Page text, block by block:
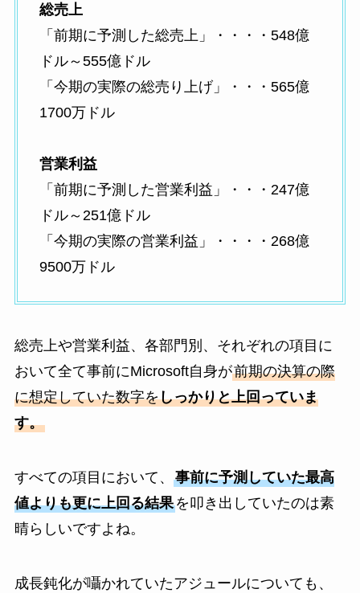
総売上
「前期に予測した総売上」・・・・548億
ドル～555億ドル
「今期の実際の総売り上げ」・・・565億
1700万ドル
営業利益
「前期に予測した営業利益」・・・247億
ドル～251億ドル
「今期の実際の営業利益」・・・・268億
9500万ドル
総売上や営業利益、各部門別、それぞれの項目に
おいて全て事前にMicrosoft自身が前期の決算の際
に想定していた数字をしっかりと上回っていま
す。
すべての項目において、 事前に予測していた最高
値よりも更に上回る結果を叩き出していたのは素
晴らしいですよね。
成長鈍化が囁かれていたアジュールについても、